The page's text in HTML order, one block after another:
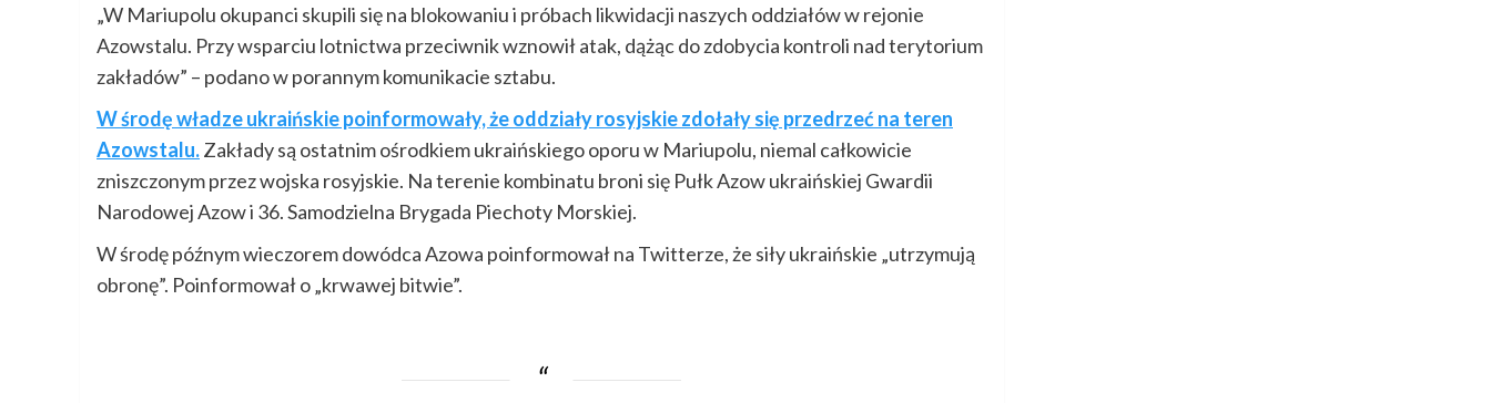
„W Mariupolu okupanci skupili się na blokowaniu i próbach likwidacji naszych oddziałów w rejonie
Azowstalu. Przy wsparciu lotnictwa przeciwnik wznowił atak, dążąc do zdobycia kontroli nad terytorium
zakładów” – podano w porannym komunikacie sztabu.
W środę władze ukraińskie poinformowały, że oddziały rosyjskie zdołały się przedrzeć na teren
Azowstalu.Zakłady są ostatnim ośrodkiem ukraińskiego oporu w Mariupolu, niemal całkowicie
zniszczonym przez wojska rosyjskie. Na terenie kombinatu broni się Pułk Azow ukraińskiej Gwardii
Narodowej Azow i 36. Samodzielna Brygada Piechoty Morskiej.
W środę późnym wieczorem dowódca Azowa poinformował na Twitterze, że siły ukraińskie „utrzymują
obronę”. Poinformował o „krwawej bitwie”.